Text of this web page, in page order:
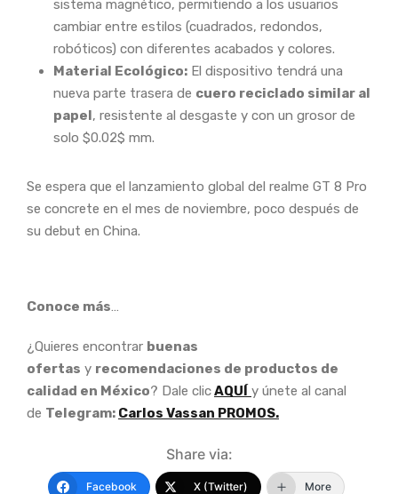
sistema magnético, permitiendo a los usuarios
cambiar entre estilos (cuadrados, redondos,
robóticos) con diferentes acabados y colores.
Material Ecológico: El dispositivo tendrá una
nueva parte trasera de cuero reciclado similar al
papel, resistente al desgaste y con un grosor de
solo $0.02$ mm.
Se espera que el lanzamiento global del realme GT 8 Pro
se concrete en el mes de noviembre, poco después de
su debut en China.
Conoce más…
¿Quieres encontrar buenas
ofertas y recomendaciones de productos de
calidad en México? Dale clicAQUÍ y únete al canal
de Telegram: Carlos Vassan PROMOS.
Share via:
Facebook X (Twitter) More